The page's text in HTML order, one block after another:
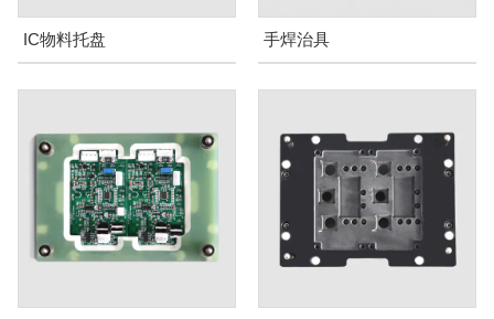
IC物料托盘 手焊治具